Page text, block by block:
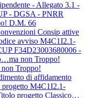
- Allegato 3.1 -
- DGSA - PNRR
D.M. 66
Consip attive
avviso M4C1I2.1-
F34D23003680006 -
non Troppo!
Troppo!
di affidamento
M4C1I2.1-
progetto Classico…